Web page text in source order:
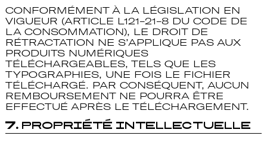
CONFORMÉMENT À LA LÉGISLATION EN
VIGUEUR (ARTICLE L121-21-8 DU CODE DE
LA CONSOMMATION), LE DROIT DE
RÉTRACTATION NE S’APPLIQUE PAS AUX
PRODUITS NUMÉRIQUES
TÉLÉCHARGEABLES, TELS QUE LES
TYPOGRAPHIES, UNE FOIS LE FICHIER
TÉLÉCHARGÉ. PAR CONSÉQUENT, AUCUN
REMBOURSEMENT NE POURRA ÊTRE
EFFECTUÉ APRÈS LE TÉLÉCHARGEMENT.
7. Propriété Intellectuelle